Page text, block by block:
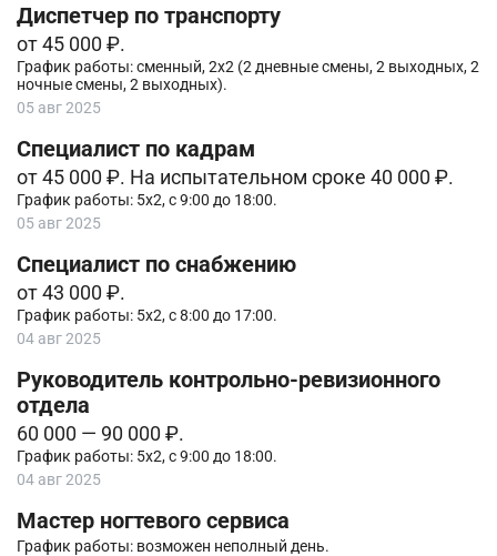
Диспетчер по транспорту
от 45 000 ₽.
График работы: сменный, 2х2 (2 дневные смены, 2 выходных, 2
ночные смены, 2 выходных).
05 авг 2025
Специалист по кадрам
от 45 000 ₽. На испытательном сроке 40 000 ₽.
График работы: 5х2, с 9:00 до 18:00.
05 авг 2025
Специалист по снабжению
от 43 000 ₽.
График работы: 5х2, с 8:00 до 17:00.
04 авг 2025
Руководитель контрольно-ревизионного
отдела
60 000 — 90 000 ₽.
График работы: 5х2, с 9:00 до 18:00.
04 авг 2025
Мастер ногтевого сервиса
График работы: возможен неполный день.